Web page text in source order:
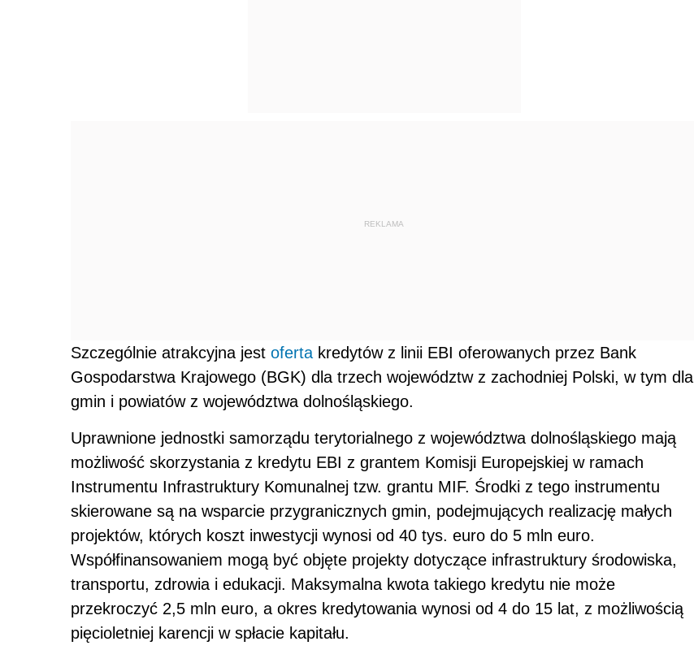
REKLAMA
Szczególnie atrakcyjna jest oferta kredytów z linii EBI oferowanych przez Bank
Gospodarstwa Krajowego (BGK) dla trzech województw z zachodniej Polski, w tym dla
gmin i powiatów z województwa dolnośląskiego.
Uprawnione jednostki samorządu terytorialnego z województwa dolnośląskiego mają
możliwość skorzystania z kredytu EBI z grantem Komisji Europejskiej w ramach
Instrumentu Infrastruktury Komunalnej tzw. grantu MIF. Środki z tego instrumentu
skierowane są na wsparcie przygranicznych gmin, podejmujących realizację małych
projektów, których koszt inwestycji wynosi od 40 tys. euro do 5 mln euro.
Współfinansowaniem mogą być objęte projekty dotyczące infrastruktury środowiska,
transportu, zdrowia i edukacji. Maksymalna kwota takiego kredytu nie może
przekroczyć 2,5 mln euro, a okres kredytowania wynosi od 4 do 15 lat, z możliwością
pięcioletniej karencji w spłacie kapitału.